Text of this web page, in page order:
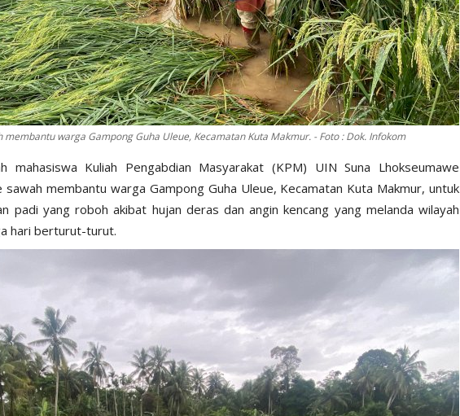
warga Gampong Guha Uleue, Kecamatan Kuta Makmur. - Foto : Dok. Infokom
Kuliah Pengabdian Masyarakat (KPM) UIN Suna Lhokseumawe
membantu warga Gampong Guha Uleue, Kecamatan Kuta Makmur, untuk
padi yang roboh akibat hujan deras dan angin kencang yang melanda wilayah
hari berturut-turut.